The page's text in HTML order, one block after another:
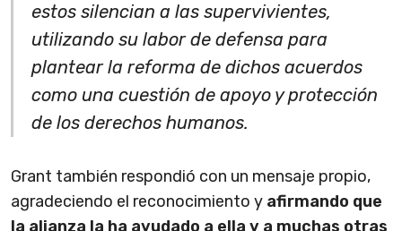
estos silencian a las supervivientes,
utilizando su labor de defensa para
plantear la reforma de dichos acuerdos
como una cuestión de apoyo y protección
de los derechos humanos.
Grant también respondió con un mensaje propio,
agradeciendo el reconocimiento y afirmando que
la alianza la ha ayudado a ella y a muchas otras